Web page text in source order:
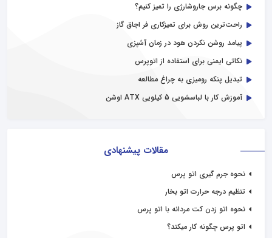
چگونه برس جاروشارژی را تمیز کنیم؟
راحت‌ترین روش برای تمیزکاری فر اجاق گاز
پیامد روشن نکردن هود در زمان آشپزی
نکاتی ایمنی برای استفاده از اتوپرس
تبدیل پنکه رومیزی به چراغ مطالعه
آموزش کار با لباسشویی 5 کیلویی ATX اوشن
مقالات پیشنهادی
نحوه جرم گیری اتو پرس
تنظیم درجه حرارت اتو بخار
نحوه اتو زدن کت مردانه با اتو پرس
اتو پرس چگونه کار میکند؟